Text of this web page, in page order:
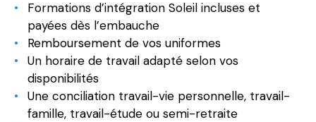
Formations d’intégration Soleil incluses et
payées dès l’embauche
Remboursement de vos uniformes
Un horaire de travail adapté selon vos
disponibilités
Une conciliation travail-vie personnelle, travail-
famille, travail-étude ou semi-retraite